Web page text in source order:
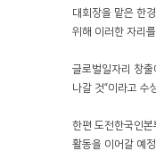
대회장을 맡은 한
위해 이러한 자리
글로벌일자리 창
나갈 것”이라고 수
한편 도전한국인
활동을 이어갈 예정